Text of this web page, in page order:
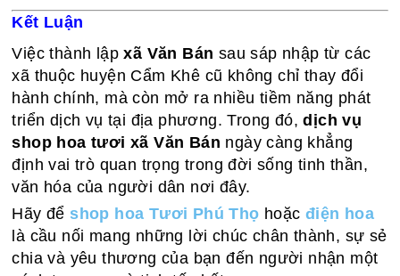
Kết Luận
Việc thành lậpxã Văn Bán sau sáp nhập từ các
xã thuộc huyện Cẩm Khê cũ không chỉ thay đổi
hành chính, mà còn mở ra nhiều tiềm năng phát
triển dịch vụ tại địa phương. Trong đó,dịch vụ
shop hoa tươi xã Văn Bán ngày càng khẳng
định vai trò quan trọng trong đời sống tinh thần,
văn hóa của người dân nơi đây.
Hãy để shop hoa Tươi Phú Thọ hoặcđiện hoa
là cầu nối mang những lời chúc chân thành, sự sẻ
chia và yêu thương của bạn đến người nhận một